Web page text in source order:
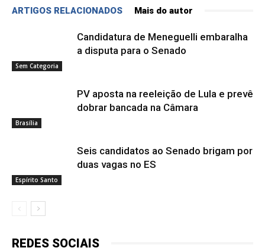
ARTIGOS RELACIONADOS Mais do autor
Sem Categoria
Candidatura de Meneguelli embaralha
a disputa para o Senado
Brasília
PV aposta na reeleição de Lula e prevê
dobrar bancada na Câmara
Espírito Santo
Seis candidatos ao Senado brigam por
duas vagas no ES
REDES SOCIAIS